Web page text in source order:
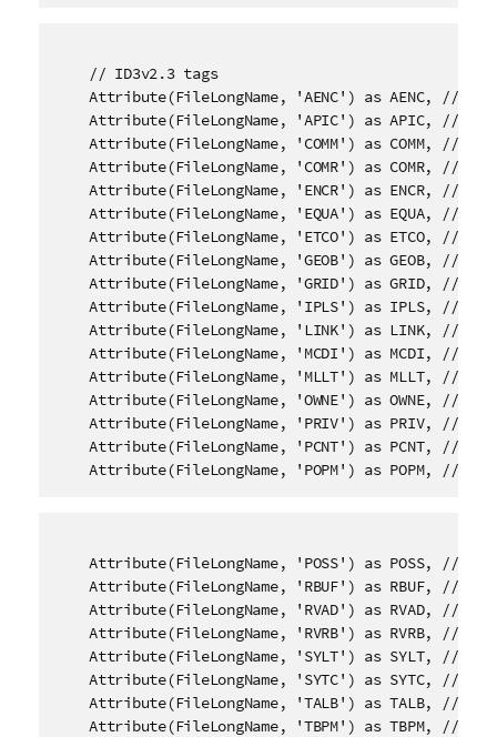
    // ID3v2.3 tags
Attribute(FileLongName, 'AENC') as AENC, //
Attribute(FileLongName, 'APIC') as APIC, //
Attribute(FileLongName, 'COMM') as COMM, //
Attribute(FileLongName, 'COMR') as COMR, //
Attribute(FileLongName, 'ENCR') as ENCR, //
Attribute(FileLongName, 'EQUA') as EQUA, //
Attribute(FileLongName, 'ETCO') as ETCO, //
Attribute(FileLongName, 'GEOB') as GEOB, //
Attribute(FileLongName, 'GRID') as GRID, //
Attribute(FileLongName, 'IPLS') as IPLS, //
Attribute(FileLongName, 'LINK') as LINK, //
Attribute(FileLongName, 'MCDI') as MCDI, //
Attribute(FileLongName, 'MLLT') as MLLT, //
Attribute(FileLongName, 'OWNE') as OWNE, //
Attribute(FileLongName, 'PRIV') as PRIV, //
Attribute(FileLongName, 'PCNT') as PCNT, //
Attribute(FileLongName, 'POPM') as POPM, //
Attribute(FileLongName, 'POSS') as POSS, //
Attribute(FileLongName, 'RBUF') as RBUF, //
Attribute(FileLongName, 'RVAD') as RVAD, //
Attribute(FileLongName, 'RVRB') as RVRB, //
Attribute(FileLongName, 'SYLT') as SYLT, //
Attribute(FileLongName, 'SYTC') as SYTC, //
Attribute(FileLongName, 'TALB') as TALB, //
Attribute(FileLongName, 'TBPM') as TBPM, //